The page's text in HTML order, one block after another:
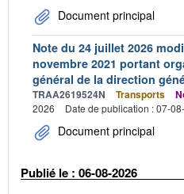
Document principal
Note du 24 juillet 2026
novembre 2021 portant
général de la direction
TRAA2619524N Transports
2026
Date de publication : 07-
Document principal
Publié le : 06-08-2026